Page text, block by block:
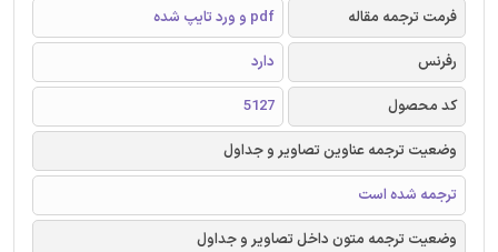
فرمت ترجمه مقاله
pdf و ورد تایپ شده
رفرنس
دارد
کد محصول
5127
وضعیت ترجمه عناوین تصاویر و جداول
ترجمه شده است
وضعیت ترجمه متون داخل تصاویر و جداول